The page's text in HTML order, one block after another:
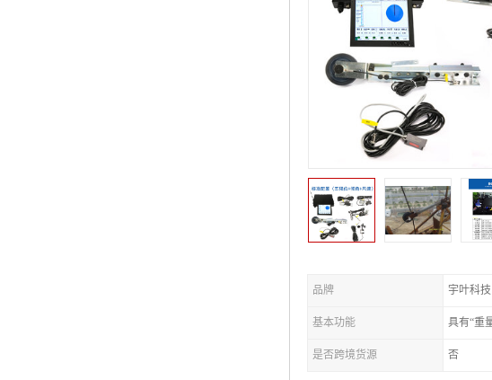
品牌 宇叶科技
基本功能
是否跨境货源 否